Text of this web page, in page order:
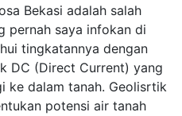
Bekasi adalah salah
pernah saya infokan di
tingkatannya dengan
DC (Direct Current) yang
ke dalam tanah. Geolisrtik
potensi air tanah